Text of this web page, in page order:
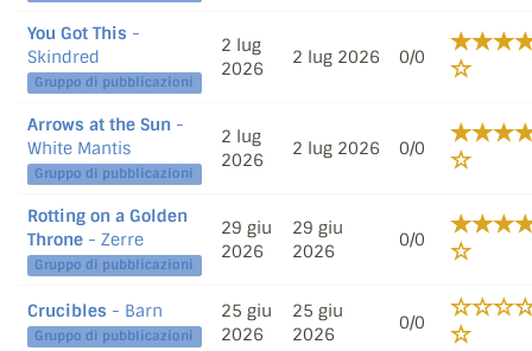
You Got This -
Skindred
Gruppo di pubblicazioni
2 lug
2026
2 lug 2026 0/0
Arrows at the Sun -
White Mantis
Gruppo di pubblicazioni
2 lug
2026
2 lug 2026 0/0
Rotting on a Golden
Throne - Zerre
Gruppo di pubblicazioni
29 giu
2026
29 giu
2026
0/0
Crucibles - Barn
Gruppo di pubblicazioni
25 giu
2026
25 giu
2026
0/0